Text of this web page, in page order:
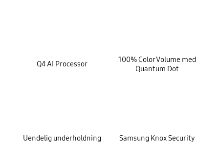
Q4 AI Processor
100% Color Volume med
Quantum Dot
Uendelig underholdning Samsung Knox Security